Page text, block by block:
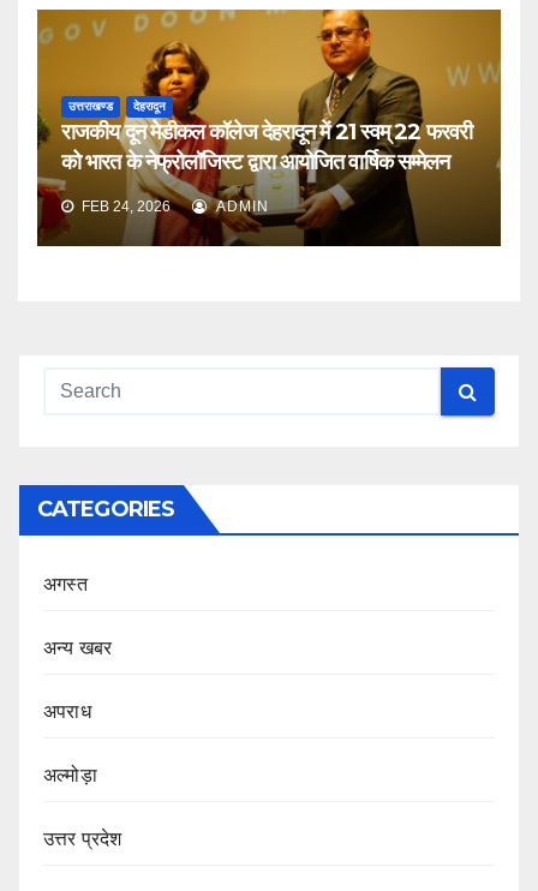
उत्तराखण्ड देहरादून
राजकीय दून मेडीकल कॉलेज देहरादून में 21 स्वम् 22 फरवरी
को भारत के नेफ्रोलॉजिस्ट द्वारा आयोजित वार्षिक सम्मेलन
FEB 24, 2026 ADMIN
CATEGORIES
अगस्त
अन्य खबर
अपराध
अल्मोड़ा
उत्तर प्रदेश